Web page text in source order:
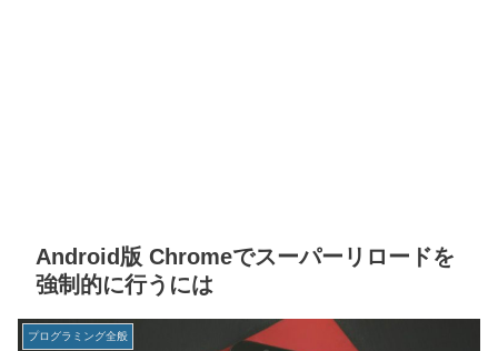
Android版 Chromeでスーパーリロードを
強制的に行うには
プログラミング全般